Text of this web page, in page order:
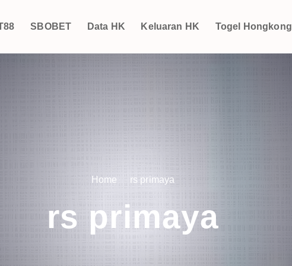
SBOBET Data HK Keluaran HK Togel Hongkong
Home rs primaya
rs primaya